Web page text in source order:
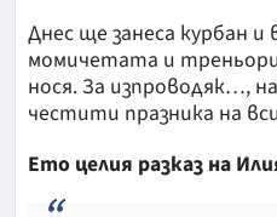
Днес ще занеса курбан и
момичетата и
нося. За изпроводяк…,
честити празника на
Ето целия разказ на